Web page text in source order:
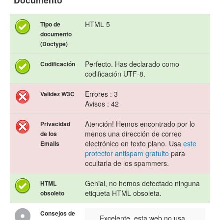
Tipo de
documento
(Doctype)
HTML 5
Codificación
Perfecto. Has declarado como
codificación UTF-8.
Validez W3C
Errores : 3
Avisos : 42
Privacidad
de los
Emails
Atención! Hemos encontrado por lo
menos una dirección de correo
electrónico en texto plano. Usa este
protector antispam gratuito para
ocultarla de los spammers.
HTML
obsoleto
Genial, no hemos detectado ninguna
etiqueta HTML obsoleta.
Consejos de